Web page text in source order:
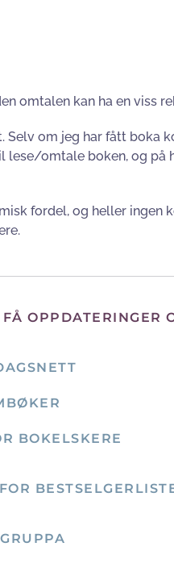
omtalen kan ha en viss
Selv om jeg har fått boka
lese/omtale boken, og
fordel, og heller ingen
OPPDATERINGER
BOKELSKERE